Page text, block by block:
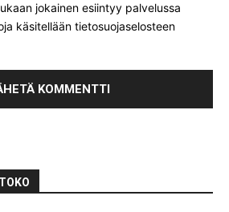
jokainen esiintyy palvelussa
käsitellään tietosuojaselosteen